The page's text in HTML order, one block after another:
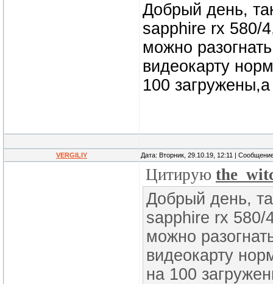
Добрый день,
sapphire rx 580/
можно
видеокарту
100
VERGILIY Дата: Вторник, 29.10.19, 12:11 |
Цитирую
Добрый день,
sapphire rx 580/
можно
видеокарту
на 100